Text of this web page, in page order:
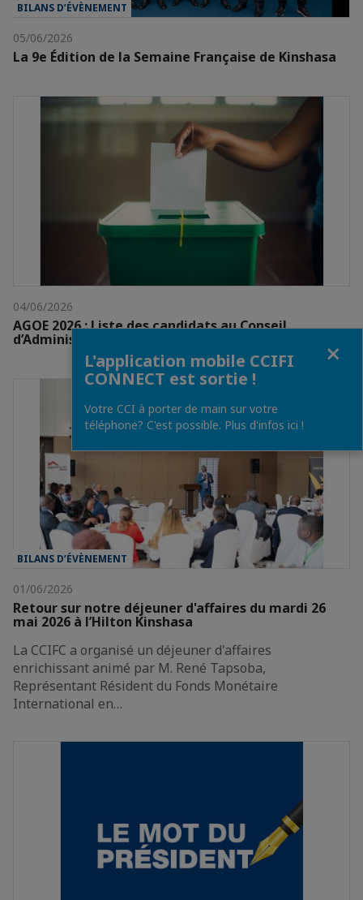
BILANS D’ÉVÈNEMENT
05/06/2026
La 9e Édition de la Semaine Française de Kinshasa
04/06/2026
AGOE 2026 : Liste des candidats au Conseil
d’Administration de la CCIFC
BILANS D’ÉVÈNEMENT
01/06/2026
Retour sur notre déjeuner d'affaires du mardi 26
mai 2026 à l’Hilton Kinshasa
La CCIFC a organisé un déjeuner d'affaires
enrichissant animé par M. René Tapsoba,
Représentant Résident du Fonds Monétaire
International en…
L'application mobile CCIFI
CONNECT est sortie !
Votre CCI à porter de main sur votre
téléphone? C'est possible. Plus d'infos ici !